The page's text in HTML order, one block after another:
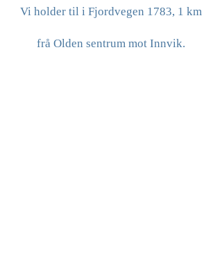
Vi holder til i Fjordvegen 1783, 1 km
frå Olden sentrum mot Innvik.